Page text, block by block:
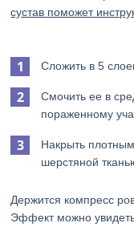
сустав поможет
Сложить в 5
Смочить ее в
пораженному
Накрыть
шерстяной
Держится компресс
Эффект можно